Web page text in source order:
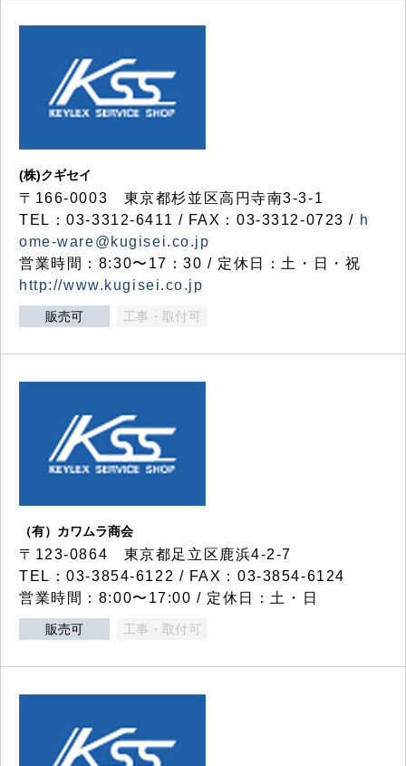
(株)クギセイ
〒166-0003 東京都杉並区高円寺南3-3-1
TEL：03-3312-6411 / FAX：03-3312-0723 / h
ome-ware@kugisei.co.jp
営業時間：8:30〜17：30 / 定休日：土・日・祝
http://www.kugisei.co.jp
販売可 工事・取付可
（有）カワムラ商会
〒123-0864 東京都足立区鹿浜4-2-7
TEL：03-3854-6122 / FAX：03-3854-6124
営業時間：8:00〜17:00 / 定休日：土・日
販売可 工事・取付可